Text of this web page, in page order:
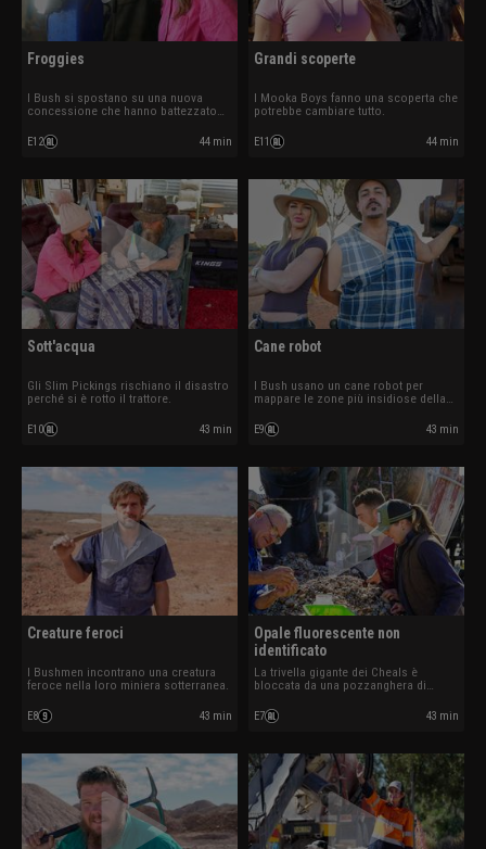
Froggies
I Bush si spostano su una nuova
concessione che hanno battezzato
E12 44 min
Grandi scoperte
I Mooka Boys fanno una scoperta che
potrebbe cambiare tutto.
E11 44 min
Sott'acqua
Gli Slim Pickings rischiano il disastro
perché si è rotto il trattore.
E10 43 min
Cane robot
I Bush usano un cane robot per
mappare le zone più insidiose della
E9 43 min
Creature feroci
I Bushmen incontrano una creatura
feroce nella loro miniera sotterranea.
E8 43 min
Opale fluorescente non
identificato
La trivella gigante dei Cheals è
bloccata da una pozzanghera di
E7 43 min